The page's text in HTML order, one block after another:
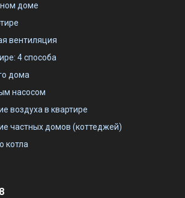
FO-09SIN
запросу
Оставить отзыв
Настенный
доме
вентиляция
4 способа
дома
насосом
воздуха в квартире
частных домов (коттеджей)
котла